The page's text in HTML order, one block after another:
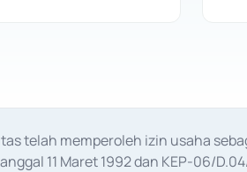
telah memperoleh izin usaha
11 Maret 1992 dan KEP-06/